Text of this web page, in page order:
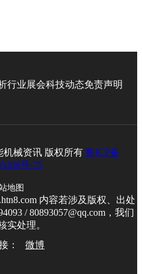
行业展会科技动态免责声明
机械资讯 版权所有 鲁ICP备
号-75
地图
内容若涉及版权、出处
/ 80893057@qq.com，我们
实处理。
：
微博